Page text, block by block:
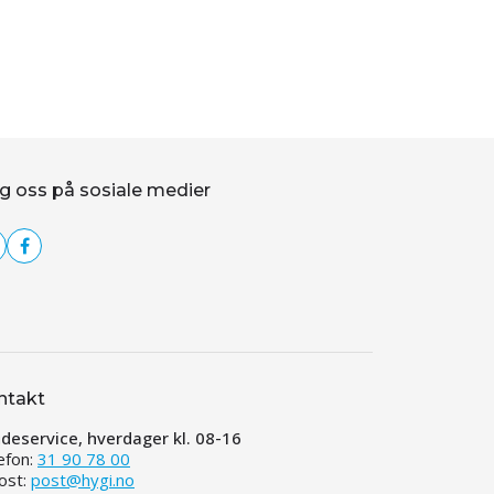
oss på sosiale medier
hverdager kl. 08-16
31 90 78 00
post@hygi.no